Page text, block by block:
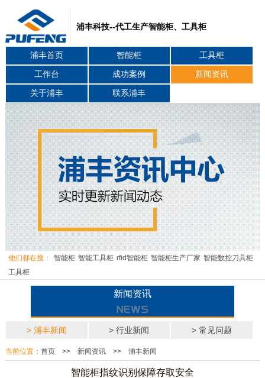
浦丰科技--代工生产智能柜、工具柜
浦丰首页 智能柜 工具柜
工作台 成功案例 新闻资讯
关于浦丰 联系浦丰
他们都在搜： 智能柜 智能工具柜 rfid智能柜 智能柜生产厂家 智能数控刀具柜
工具柜
新闻资讯
> 浦丰新闻 > 行业新闻 > 常见问题
当前位置： 首页>> 新闻资讯>> 浦丰新闻
智能柜指纹识别保障存取安全